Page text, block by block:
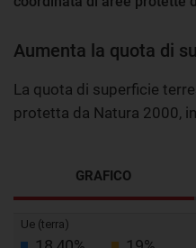
Aumenta la quota di
La quota di superficie
protetta da Natura 2000,
GRAFICO